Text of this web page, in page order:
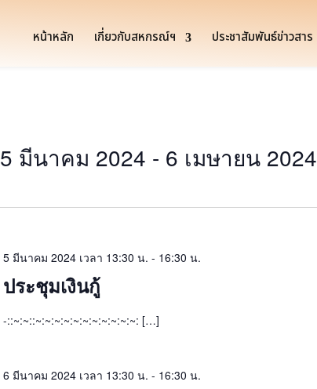
หน้าหลัก เกี่ยวกับสหกรณ์ฯ ประชาสัมพันธ์ข่าวสาร
5 มีนาคม 2024 - 6 เมษายน 2024
5 มีนาคม 2024 เวลา 13:30 น. - 16:30 น.
ประชุมเงินกู้
-::~:~::~:~:~:~:~:~:~:~:~:~:~: […]
6 มีนาคม 2024 เวลา 13:30 น. - 16:30 น.